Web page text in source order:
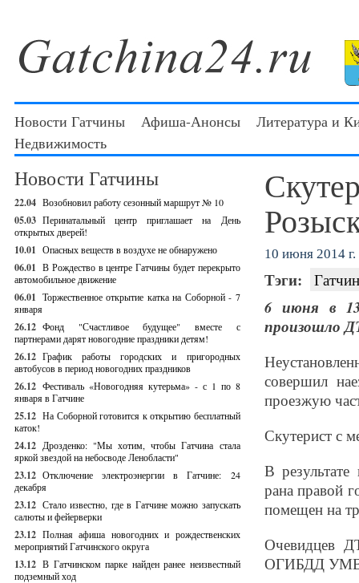
Новости Гатчины Афиша-Анонсы
Литература и
Недвижимость
Новости Гатчины
22.04 Возобновил работу сезонный маршрут № 10
05.03 Перинатальный центр приглашает на День
открытых дверей!
10.01 Опасных веществ в воздухе не обнаружено
06.01 В Рождество в центре Гатчины будет перекрыто
автомобильное движение
06.01 Торжественное открытие катка на Соборной - 7
января
26.12 Фонд "Счастливое будущее" вместе с
партнерами дарят новогодние праздники детям!
26.12 График работы городских и пригородных
автобусов в период новогодних праздников
26.12 Фестиваль «Новогодняя кутерьма» - с 1 по 8
января в Гатчине
25.12 На Соборной готовится к открытию бесплатный
каток!
24.12 Дрозденко: "Мы хотим, чтобы Гатчина стала
яркой звездой на небосводе Ленобласти"
23.12 Отключение электроэнергии в Гатчине: 24
декабря
23.12 Стало известно, где в Гатчине можно запускать
салюты и фейерверки
23.12 Полная афиша новогодних и рождественских
мероприятий Гатчинского округа
13.12 В Гатчинском парке найден ранее неизвестный
подземный ход
10 июня 2014 г.
Тэги:
6 июня в
произошло
совершил
проезжую
Скутерист с
В
рана правой
помещен на
Очевидцев
ОГИБДД УМВД